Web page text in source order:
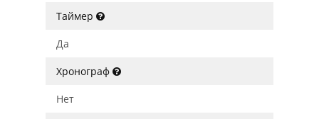
Таймер
Да
Хронограф
Нет